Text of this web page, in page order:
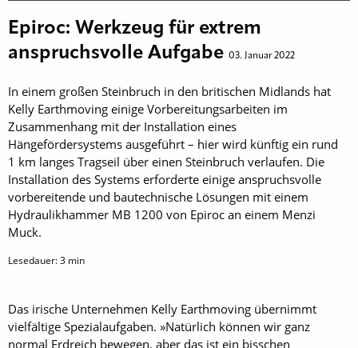
Epiroc: Werkzeug für extrem
anspruchsvolle Aufgabe 03. Januar 2022
In einem großen Steinbruch in den britischen Midlands hat
Kelly Earthmoving einige Vorbereitungsarbeiten im
Zusammenhang mit der Installation eines
Hängefördersystems ausgeführt – hier wird künftig ein rund
1 km langes Tragseil über einen Steinbruch verlaufen. Die
Installation des Systems erforderte einige anspruchsvolle
vorbereitende und bautechnische Lösungen mit einem
Hydraulikhammer MB 1200 von Epiroc an einem Menzi
Muck.
Lesedauer:3 min
Das irische Unternehmen Kelly Earthmoving übernimmt
vielfältige Spezialaufgaben. »Natürlich können wir ganz
normal Erdreich bewegen, aber das ist ein bisschen